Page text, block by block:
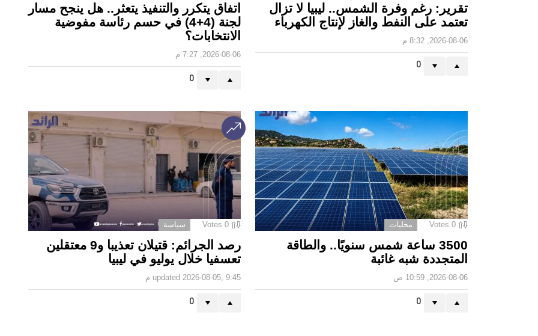
تقرير: رغم وفرة الشمس.. ليبيا لا تزال
تعتمد على النفط والغاز لإنتاج الكهرباء
2026-08-06, 8:32 م
0
اتفاق يتكرر والتنفيذ يتعثر.. هل ينجح مسار
لجنة (4+4) في حسم رئاسة مفوضية
الانتخابات؟
2026-08-06, 7:27 م
0
0
Votes محليات
3500 ساعة شمس سنويًا.. والطاقة
المتجددة شبه غائبة
2026-08-06, 10:59 ص
0
0
Votes سياسة
رصد الجرائم: قتيلان تعذيبا و9 معتقلين
تعسفيا خلال يوليو في ليبيا
updated 2026-08-05, 9:45 م
0